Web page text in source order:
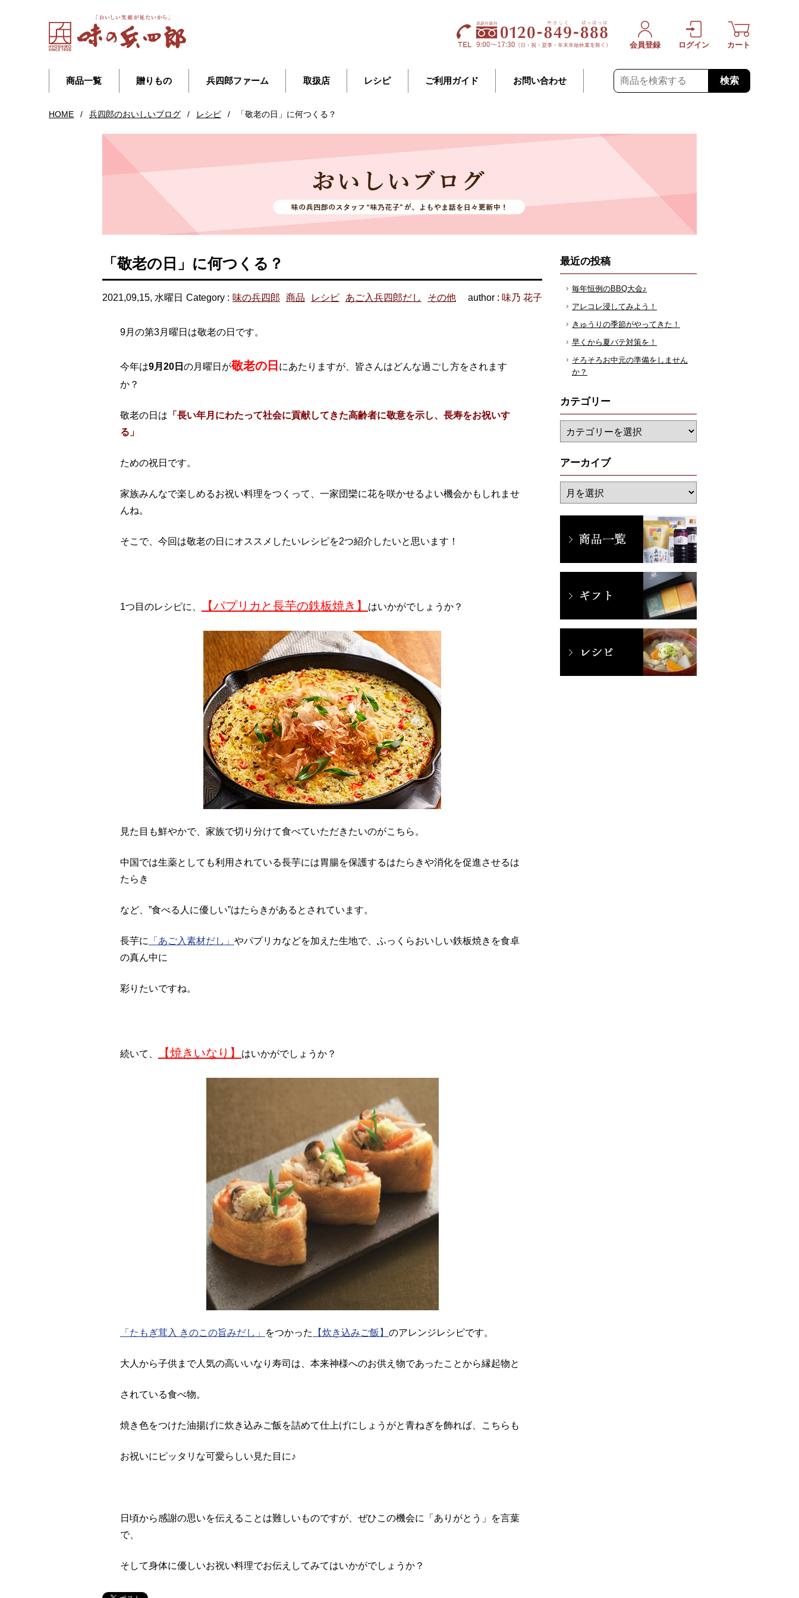
商品一覧 贈りもの 兵四郎ファーム 取扱店 レシピ ご利用ガイド お問い合わせ 検索
会員登録 ログイン カート
HOME / 兵四郎のおいしいブログ / レシピ / 「敬老の日」に何つくる？
「敬老の日」に何つくる？
2021,09,15, 水曜日 Category : 味の兵四郎 商品 レシピ あご入兵四郎だし その他 author : 味乃 花子
9月の第3月曜日は敬老の日です。
今年は9月20日 の月曜日が敬老の日 にあたりますが、皆さんはどんな過ごし方をされます
か？
敬老の日は 「長い年月にわたって社会に貢献してきた高齢者に敬意を示し、長寿をお祝いす
る」
ための祝日です。
家族みんなで楽しめるお祝い料理をつくって、一家団欒に花を咲かせるよい機会かもしれませ
んね。
そこで、今回は敬老の日にオススメしたいレシピを2つ紹介したいと思います！
1つ目のレシピに、 【パプリカと長芋の鉄板焼き】 はいかがでしょうか？
見た目も鮮やかで、家族で切り分けて食べていただきたいのがこちら。
中国では生薬としても利用されている長芋には胃腸を保護するはたらきや消化を促進させるは
たらき
など、”食べる人に優しい”はたらきがあるとされています。
長芋に 「あご入素材だし」 やパプリカなどを加えた生地で、ふっくらおいしい鉄板焼きを食卓
の真ん中に
彩りたいですね。
続いて、 【焼きいなり】 はいかがでしょうか？
「たもぎ茸入 きのこの旨みだし」 をつかった 【炊き込みご飯】 のアレンジレシピです。
大人から子供まで人気の高いいなり寿司は、本来神様へのお供え物であったことから縁起物と
されている食べ物。
焼き色をつけた油揚げに炊き込みご飯を詰めて仕上げにしょうがと青ねぎを飾れば、こちらも
お祝いにピッタリな可愛らしい見た目に♪
日頃から感謝の思いを伝えることは難しいものですが、ぜひこの機会に「ありがとう」を言葉
で、
そして身体に優しいお祝い料理でお伝えしてみてはいかがでしょうか？
最近の投稿
毎年恒例のBBQ大会♪
アレコレ浸してみよう！
きゅうりの季節がやってきた！
早くから夏バテ対策を！
そろそろお中元の準備をしません
か？
カテゴリー
アーカイブ